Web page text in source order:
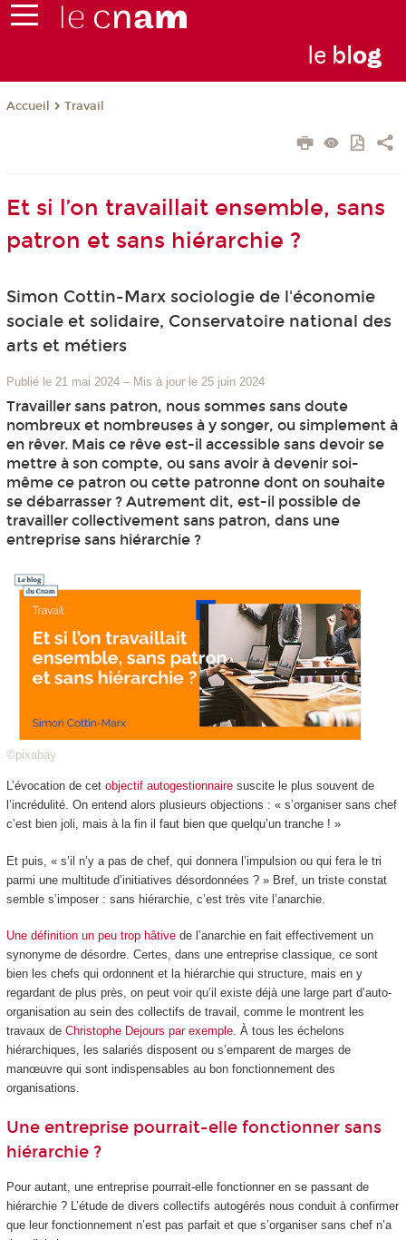
le blog
Accueil Travail
Et si l’on travaillait ensemble, sans
patron et sans hiérarchie ?
Simon Cottin-Marx sociologie de l'économie
sociale et solidaire, Conservatoire national des
arts et métiers
Publié le 21 mai 2024 – Mis à jour le 25 juin 2024
Travailler sans patron, nous sommes sans doute
nombreux et nombreuses à y songer, ou simplement à
en rêver. Mais ce rêve est-il accessible sans devoir se
mettre à son compte, ou sans avoir à devenir soi-
même ce patron ou cette patronne dont on souhaite
se débarrasser ? Autrement dit, est-il possible de
travailler collectivement sans patron, dans une
entreprise sans hiérarchie ?
©pixabay
L’évocation de cet objectif autogestionnairesuscite le plus souvent de
l’incrédulité. On entend alors plusieurs objections : « s’organiser sans chef
c’est bien joli, mais à la fin il faut bien que quelqu’un tranche ! »
Et puis, « s’il n’y a pas de chef, qui donnera l’impulsion ou qui fera le tri
parmi une multitude d’initiatives désordonnées ? » Bref, un triste constat
semble s’imposer : sans hiérarchie, c’est très vite l’anarchie.
Une définition un peu trop hâtivede l’anarchie en fait effectivement un
synonyme de désordre. Certes, dans une entreprise classique, ce sont
bien les chefs qui ordonnent et la hiérarchie qui structure, mais en y
regardant de plus près, on peut voir qu’il existe déjà une large part d’auto-
organisation au sein des collectifs de travail, comme le montrent les
travaux de Christophe Dejours par exemple. À tous les échelons
hiérarchiques, les salariés disposent ou s’emparent de marges de
manœuvre qui sont indispensables au bon fonctionnement des
organisations.
Une entreprise pourrait-elle fonctionner sans
hiérarchie ?
Pour autant, une entreprise pourrait-elle fonctionner en se passant de
hiérarchie ? L’étude de divers collectifs autogérés nous conduit à confirmer
que leur fonctionnement n’est pas parfait et que s’organiser sans chef n’a